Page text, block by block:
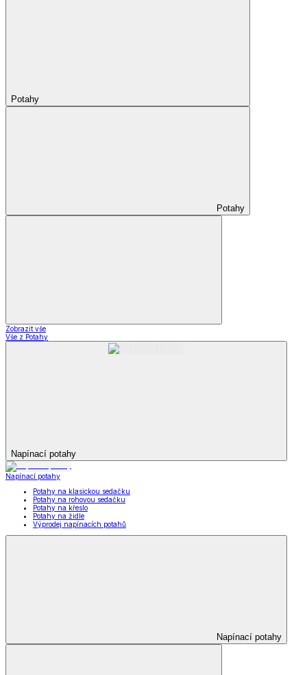
Potahy
Potahy
Zobrazit vše
Vše z Potahy
Napínací potahy
Napínací potahy
Potahy na klasickou sedačku
Potahy na rohovou sedačku
Potahy na křeslo
Potahy na židle
Výprodej napínacích potahů
Napínací potahy